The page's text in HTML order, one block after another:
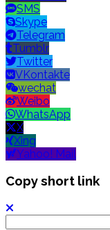
SMS
Skype
Telegram
Tumblr
Twitter
VKontakte
wechat
Weibo
WhatsApp
X
Xing
Yahoo! Mail
Copy short link